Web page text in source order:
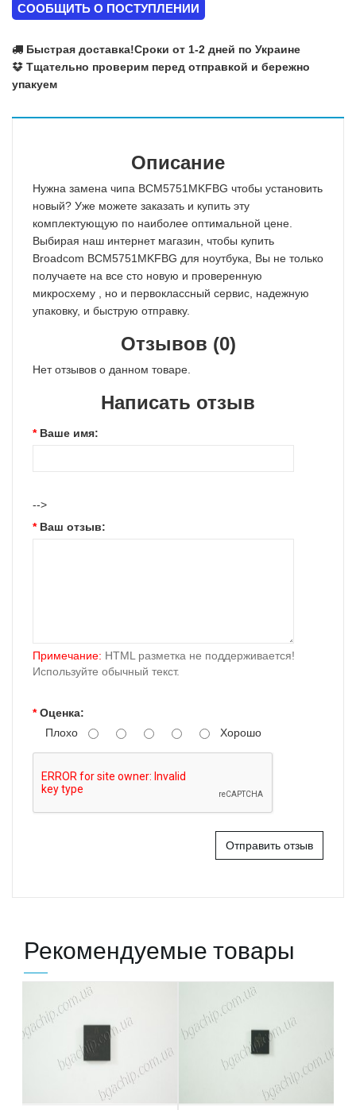
СООБЩИТЬ О ПОСТУПЛЕНИИ
Быстрая доставка!Сроки от 1-2 дней по Украине
Тщательно проверим перед отправкой и бережно
упакуем
Описание
Нужна замена чипа BCM5751MKFBG чтобы установить
новый? Уже можете заказать и купить эту
комплектующую по наиболее оптимальной цене.
Выбирая наш интернет магазин, чтобы купить
Broadcom BCM5751MKFBG для ноутбука, Вы не только
получаете на все сто новую и проверенную
микросхему , но и первоклассный сервис, надежную
упаковку, и быструю отправку.
Отзывов (0)
Нет отзывов о данном товаре.
Написать отзыв
Ваше имя:
-->
Ваш отзыв:
Примечание: HTML разметка не поддерживается!
Используйте обычный текст.
Оценка:
Плохо
Хорошо
Отправить отзыв
Рекомендуемые товары